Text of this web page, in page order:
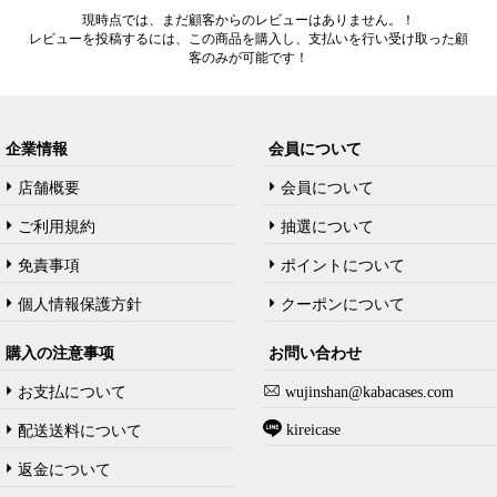
現時点では、まだ顧客からのレビューはありません。！
レビューを投稿するには、この商品を購入し、支払いを行い受け取った顧
客のみが可能です！
企業情報
店舗概要
ご利用規約
免責事項
個人情報保護方針
会員について
会員について
抽選について
ポイントについて
クーポンについて
購入の注意事项
お支払について
配送送料について
返金について
お問い合わせ
wujinshan@kabacases.com
kireicase